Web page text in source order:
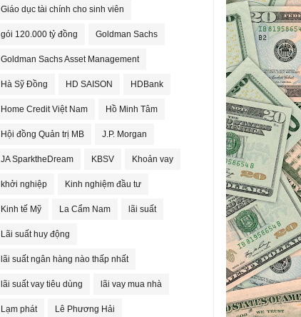
Giáo dục tài chính cho sinh viên
gói 120.000 tỷ đồng Goldman Sachs
Goldman Sachs Asset Management
Hà Sỹ Đồng HD SAISON HDBank
Home Credit Việt Nam Hồ Minh Tâm
Hội đồng Quản trị MB J.P. Morgan
JA SparktheDream KBSV Khoản vay
khởi nghiệp Kinh nghiệm đầu tư
Kinh tế Mỹ La Cẩm Nam lãi suất
Lãi suất huy động
lãi suất ngân hàng nào thấp nhất
lãi suất vay tiêu dùng lãi vay mua nhà
Lạm phát Lê Phương Hải